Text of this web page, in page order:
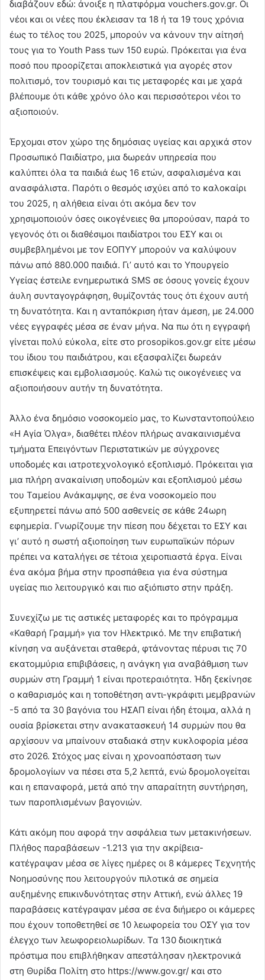
διαβάζουν εδώ: άνοιξε η πλατφόρμα vouchers.gov.gr. Οι
νέοι και οι νέες που έκλεισαν τα 18 ή τα 19 τους χρόνια
έως το τέλος του 2025, μπορούν να κάνουν την αίτησή
τους για το Youth Pass των 150 ευρώ. Πρόκειται για ένα
ποσό που προορίζεται αποκλειστικά για αγορές στον
πολιτισμό, τον τουρισμό και τις μεταφορές και με χαρά
βλέπουμε ότι κάθε χρόνο όλο και περισσότεροι νέοι το
αξιοποιούν.
Έρχομαι στον χώρο της δημόσιας υγείας και αρχικά στον
Προσωπικό Παιδίατρο, μια δωρεάν υπηρεσία που
καλύπτει όλα τα παιδιά έως 16 ετών, ασφαλισμένα και
ανασφάλιστα. Παρότι ο θεσμός ισχύει από το καλοκαίρι
του 2025, η αλήθεια είναι ότι ακόμα δεν τον
χρησιμοποιούν όσες οικογένειες θα μπορούσαν, παρά το
γεγονός ότι οι διαθέσιμοι παιδίατροι του ΕΣΥ και οι
συμβεβλημένοι με τον ΕΟΠΥΥ μπορούν να καλύψουν
πάνω από 880.000 παιδιά. Γι’ αυτό και το Υπουργείο
Υγείας έστειλε ενημερωτικά SMS σε όσους γονείς έχουν
άυλη συνταγογράφηση, θυμίζοντάς τους ότι έχουν αυτή
τη δυνατότητα. Και η ανταπόκριση ήταν άμεση, με 24.000
νέες εγγραφές μέσα σε έναν μήνα. Να πω ότι η εγγραφή
γίνεται πολύ εύκολα, είτε στο prosopikos.gov.gr είτε μέσω
του ίδιου του παιδιάτρου, και εξασφαλίζει δωρεάν
επισκέψεις και εμβολιασμούς. Καλώ τις οικογένειες να
αξιοποιήσουν αυτήν τη δυνατότητα.
Άλλο ένα δημόσιο νοσοκομείο μας, το Κωνσταντοπούλειο
«Η Αγία Όλγα», διαθέτει πλέον πλήρως ανακαινισμένα
τμήματα Επειγόντων Περιστατικών με σύγχρονες
υποδομές και ιατροτεχνολογικό εξοπλισμό. Πρόκειται για
μια πλήρη ανακαίνιση υποδομών και εξοπλισμού μέσω
του Ταμείου Ανάκαμψης, σε ένα νοσοκομείο που
εξυπηρετεί πάνω από 500 ασθενείς σε κάθε 24ωρη
εφημερία. Γνωρίζουμε την πίεση που δέχεται το ΕΣΥ και
γι’ αυτό η σωστή αξιοποίηση των ευρωπαϊκών πόρων
πρέπει να καταλήγει σε τέτοια χειροπιαστά έργα. Είναι
ένα ακόμα βήμα στην προσπάθεια για ένα σύστημα
υγείας πιο λειτουργικό και πιο αξιόπιστο στην πράξη.
Συνεχίζω με τις αστικές μεταφορές και το πρόγραμμα
«Καθαρή Γραμμή» για τον Ηλεκτρικό. Με την επιβατική
κίνηση να αυξάνεται σταθερά, φτάνοντας πέρυσι τις 70
εκατομμύρια επιβιβάσεις, η ανάγκη για αναβάθμιση των
συρμών στη Γραμμή 1 είναι προτεραιότητα. Ήδη ξεκίνησε
ο καθαρισμός και η τοποθέτηση αντι-γκράφιτι μεμβρανών
-5 από τα 30 βαγόνια του ΗΣΑΠ είναι ήδη έτοιμα, αλλά η
ουσία βρίσκεται στην ανακατασκευή 14 συρμών που θα
αρχίσουν να μπαίνουν σταδιακά στην κυκλοφορία μέσα
στο 2026. Στόχος μας είναι η χρονοαπόσταση των
δρομολογίων να πέσει στα 5,2 λεπτά, ενώ δρομολογείται
και η επαναφορά, μετά από την απαραίτητη συντήρηση,
των παροπλισμένων βαγονιών.
Κάτι ακόμη που αφορά την ασφάλεια των μετακινήσεων.
Πλήθος παραβάσεων -1.213 για την ακρίβεια-
κατέγραψαν μέσα σε λίγες ημέρες οι 8 κάμερες Τεχνητής
Νοημοσύνης που λειτουργούν πιλοτικά σε σημεία
αυξημένης επικινδυνότητας στην Αττική, ενώ άλλες 19
παραβάσεις κατέγραψαν μέσα σε ένα διήμερο οι κάμερες
που έχουν τοποθετηθεί σε 10 λεωφορεία του ΟΣΥ για τον
έλεγχο των λεωφορειολωρίδων. Τα 130 διοικητικά
πρόστιμα που επιβλήθηκαν απεστάλησαν ηλεκτρονικά
στη Θυρίδα Πολίτη στο https://www.gov.gr/ και στο